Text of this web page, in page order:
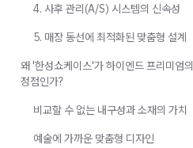
4. 사후 관리(A/S) 시스템의 신속성
5. 매장 동선에 최적화된 맞춤형 설계
왜 '한성쇼케이스'가 하이엔드 프리미엄의
정점인가?
비교할 수 없는 내구성과 소재의 가치
예술에 가까운 맞춤형 디자인